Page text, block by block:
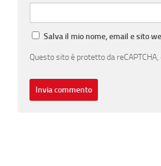
Salva il mio nome, email e sito
Questo sito è protetto da